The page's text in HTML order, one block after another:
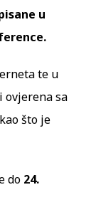
u
te u
ovjerena sa
što je
do 24.